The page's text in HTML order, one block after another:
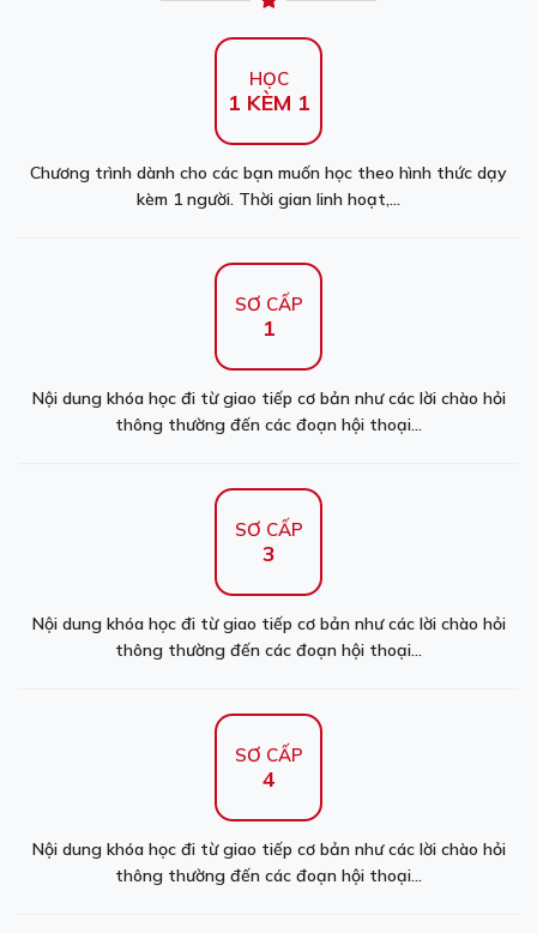
HỌC
1 KÈM 1
Chương trình dành cho các bạn muốn học theo hình thức dạy
kèm 1 người. Thời gian linh hoạt,...
SƠ CẤP
1
Nội dung khóa học đi từ giao tiếp cơ bản như các lời chào hỏi
thông thường đến các đoạn hội thoại...
SƠ CẤP
3
Nội dung khóa học đi từ giao tiếp cơ bản như các lời chào hỏi
thông thường đến các đoạn hội thoại...
SƠ CẤP
4
Nội dung khóa học đi từ giao tiếp cơ bản như các lời chào hỏi
thông thường đến các đoạn hội thoại...